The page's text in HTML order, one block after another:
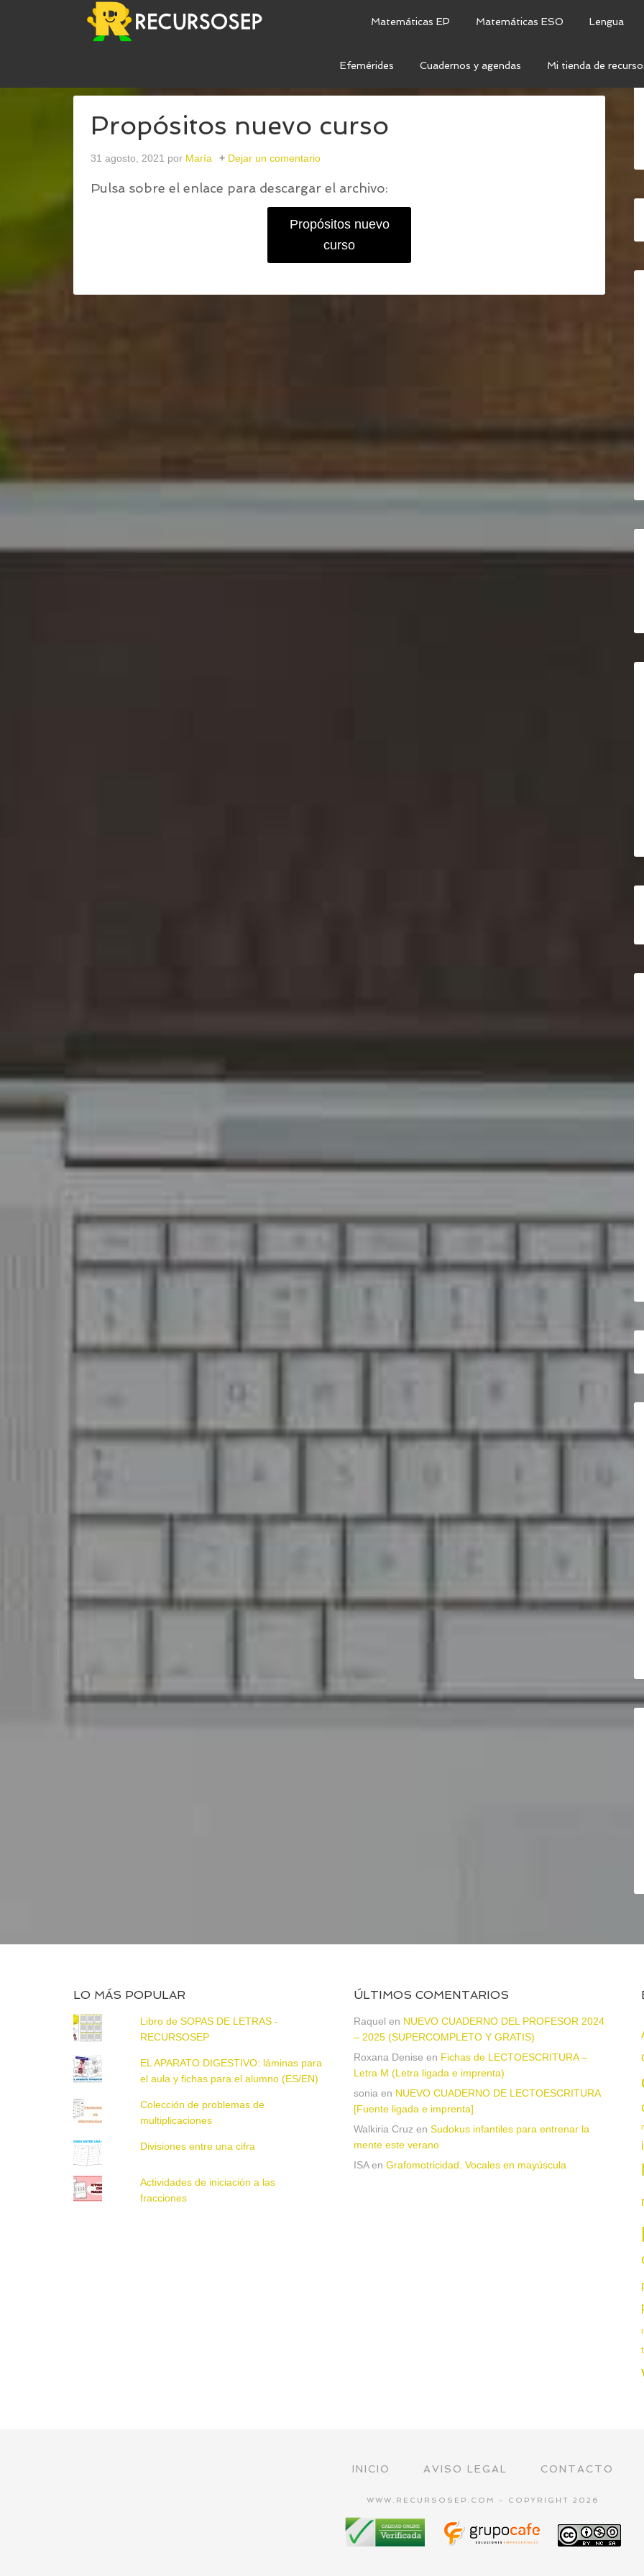
Matemáticas EP Matemáticas ESO Lengua
Efemérides Cuadernos y agendas Mi tienda de
PROPÓSITOS NUEVO CURSO
Propósitos nuevo curso
31 agosto, 2021 por María Dejar un comentario
Pulsa sobre el enlace para descargar el archivo:
Propósitos nuevo
curso
LO MÁS POPULAR
Libro de SOPAS DE LETRAS -
RECURSOSEP
EL APARATO DIGESTIVO: láminas para
el aula y fichas para el alumno (ES/EN)
Colección de problemas de
multiplicaciones
Divisiones entre una cifra
Actividades de iniciación a las
fracciones
ÚLTIMOS COMENTARIOS
Raquel en NUEVO CUADERNO DEL PROFESOR 2024
– 2025 (SUPERCOMPLETO Y GRATIS)
Roxana Denise en Fichas de LECTOESCRITURA –
Letra M (Letra ligada e imprenta)
sonia en NUEVO CUADERNO DE LECTOESCRITURA
[Fuente ligada e imprenta]
Walkiria Cruz en Sudokus infantiles para entrenar la
mente este verano
ISAen Grafomotricidad. Vocales en mayúscula
INICIO AVISO LEGAL CONTACTO
WWW.RECURSOSEP.COM - COPYRIGHT 2026